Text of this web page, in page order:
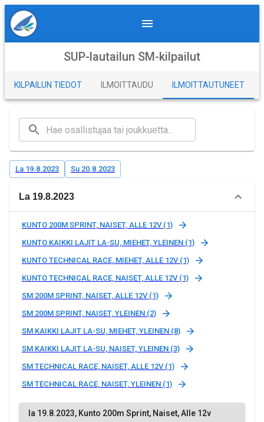
SUP-lautailun SM-kilpailut
KILPAILUN TIEDOT ILMOITTAUDU ILMOITTAUTUNEET
La 19.8.2023 Su 20.8.2023
La 19.8.2023
KUNTO 200M SPRINT, NAISET, ALLE 12V (1)
KUNTO KAIKKI LAJIT LA-SU, MIEHET, YLEINEN (1)
KUNTO TECHNICAL RACE, MIEHET, ALLE 12V (1)
KUNTO TECHNICAL RACE, NAISET, ALLE 12V (1)
SM 200M SPRINT, NAISET, ALLE 12V (1)
SM 200M SPRINT, NAISET, YLEINEN (2)
SM KAIKKI LAJIT LA-SU, MIEHET, YLEINEN (8)
SM KAIKKI LAJIT LA-SU, NAISET, YLEINEN (3)
SM TECHNICAL RACE, NAISET, ALLE 12V (1)
SM TECHNICAL RACE, NAISET, YLEINEN (1)
la 19.8.2023, Kunto 200m Sprint, Naiset, Alle 12v